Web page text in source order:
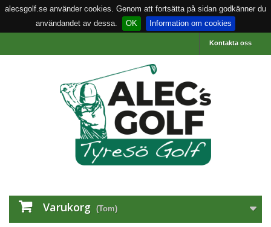
alecsgolf.se använder cookies. Genom att fortsätta på sidan godkänner du
användandet av dessa.
OK Information om cookies
Kontakta oss
Varukorg (Tom)